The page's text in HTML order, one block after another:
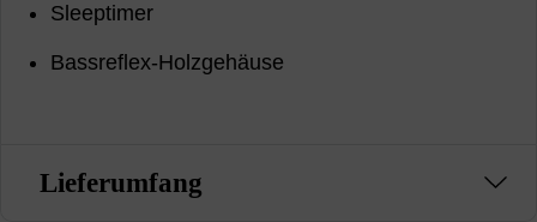
Sleeptimer
Bassreflex-Holzgehäuse
Lieferumfang